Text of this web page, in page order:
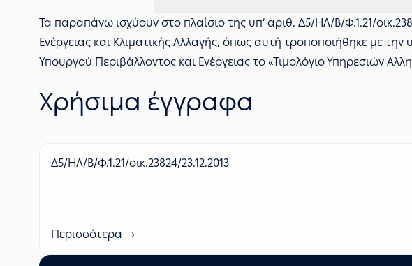
Τα παραπάνω ισχύουν στο πλαίσιο της υπ’ αριθ. Δ5/ΗΛ/Β/Φ.1.21/
Ενέργειας και Κλιματικής Αλλαγής, όπως αυτή τροποποιήθηκε με
Υπουργού Περιβάλλοντος και Ενέργειας το «Τιμολόγιο Υπηρεσιών
Χρήσιμα έγγραφα
Δ5/ΗΛ/Β/Φ.1.21/οικ.23824/23.12.2013
Περισσότερα